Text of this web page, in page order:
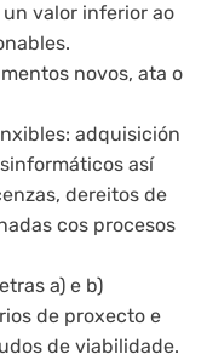
valor inferior ao
novos, ata o
adquisición
así
dereitos de
cos procesos
a) e b)
de proxecto e
de viabilidade.